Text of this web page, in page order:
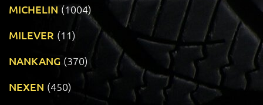
MICHELIN (1004)
MILEVER (11)
NANKANG (370)
NEXEN (450)